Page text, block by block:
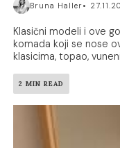
Bruna Haller
Klasični modeli i ove
komada koji se nose
klasicima, topao,
2 MIN READ